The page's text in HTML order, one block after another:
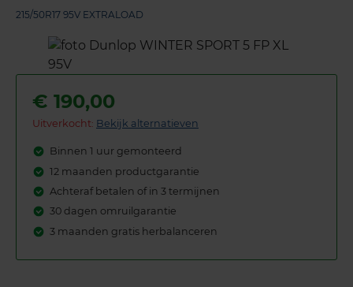
215/50R17 95V EXTRALOAD
€ 190,00
Uitverkocht: Bekijk alternatieven
Binnen 1 uur gemonteerd
12 maanden productgarantie
Achteraf betalen of in 3 termijnen
30 dagen omruilgarantie
3 maanden gratis herbalanceren